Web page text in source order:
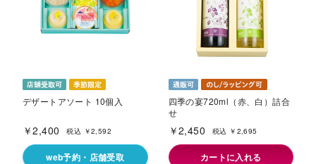
デザートアソート 10個入
￥2,400 税込 ￥2,592
web予約・店舗受取
四季の宴720ml（赤、白）詰合
せ
￥2,450 税込 ￥2,695
カートに入れる